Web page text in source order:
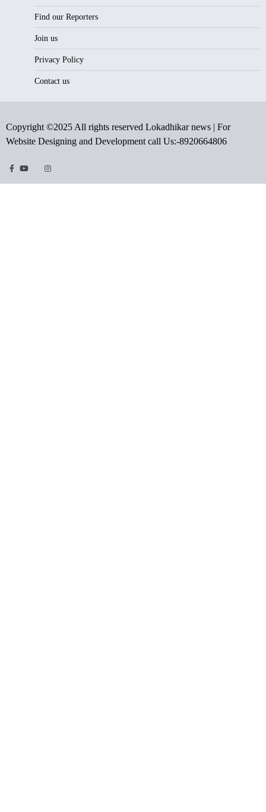
Find our Reporters
Join us
Privacy Policy
Contact us
Copyright ©2025 All rights reserved Lokadhikar news | For
Website Designing and Development call Us:-8920664806
Facebook
Youtube
TwitterInstragram